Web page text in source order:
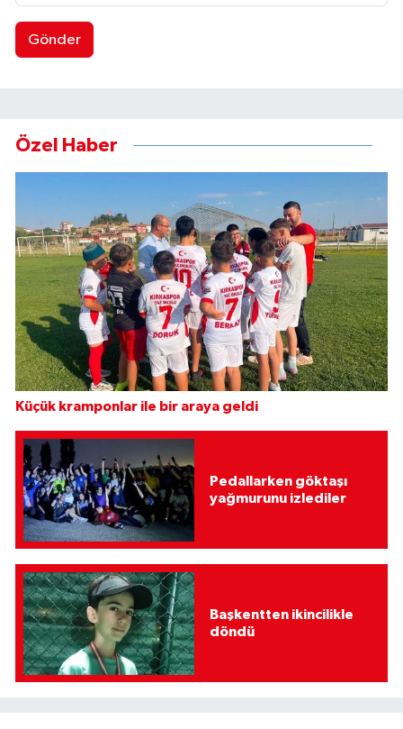
Gönder
Özel Haber
Küçük kramponlar ile bir araya geldi
Pedallarken göktaşı
yağmurunu izlediler
Başkentten ikincilikle
döndü